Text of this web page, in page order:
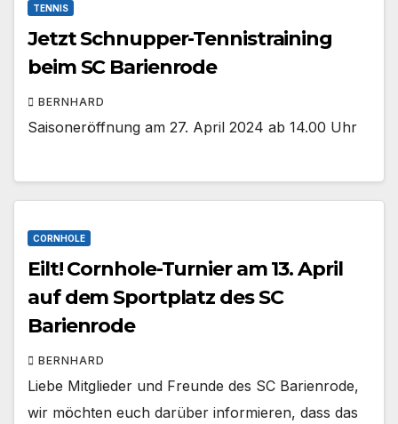
TENNIS
Jetzt Schnupper-Tennistraining
beim SC Barienrode
BERNHARD
Saisoneröffnung am 27. April 2024 ab 14.00 Uhr
CORNHOLE
Eilt! Cornhole-Turnier am 13. April
auf dem Sportplatz des SC
Barienrode
BERNHARD
Liebe Mitglieder und Freunde des SC Barienrode,
wir möchten euch darüber informieren, dass das